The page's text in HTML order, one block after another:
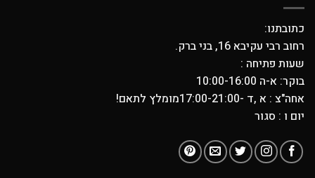
כתובתנו:
רחוב רבי עקיבא 16, בני ברק.
שעות פתיחה :
בוקר: א-ה 10:00-16:00
אחה"צ : א ,ד -17:00-21:00מומלץ לתאם!
יום ו : סגור